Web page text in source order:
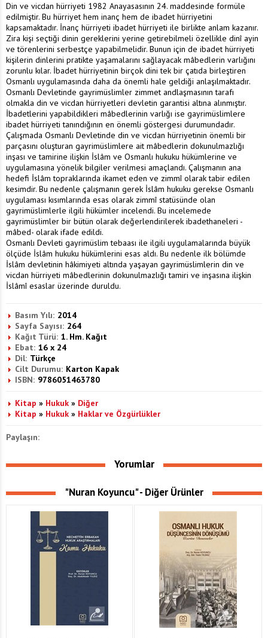
Din ve vicdan hürriyeti 1982 Anayasasının 24. maddesinde formüle
edilmiştir. Bu hürriyet hem inanç hem de ibadet hürriyetini
kapsamaktadır. İnanç hürriyeti ibadet hürriyeti ile birlikte anlam kazanır.
Zira kişi seçtiği dinin gereklerini yerine getirebilmeli özellikle dinî ayin
ve törenlerini serbestçe yapabilmelidir. Bunun için de ibadet hürriyeti
kişilerin dinlerini pratikte yaşamalarını sağlayacak mâbedlerin varlığını
zorunlu kılar. İbadet hürriyetinin birçok dini tek bir çatıda birleştiren
Osmanlı uygulamasında daha da önemli hale geldiği anlaşılmaktadır.
Osmanlı Devletinde gayrimüslimler zimmet andlaşmasının tarafı
olmakla din ve vicdan hürriyetleri devletin garantisi altına alınmıştır.
İbadetlerini yapabildikleri mâbedlerinin varlığı ise gayrimüslimlere
ibadet hürriyeti tanındığının en önemli göstergesi durumundadır.
Çalışmada Osmanlı Devletinde din ve vicdan hürriyetinin önemli bir
parçasını oluşturan gayrimüslimlere ait mâbedlerin dokunulmazlığı
inşası ve tamirine ilişkin İslâm ve Osmanlı hukuku hükümlerine ve
uygulamasına yönelik bilgiler verilmesi amaçlandı. Çalışmanın ana
hedefi İslâm topraklarında ikamet eden ve zimmî olarak tabir edilen
kesimdir. Bu nedenle çalışmanın gerek İslâm hukuku gerekse Osmanlı
uygulaması kısımlarında esas olarak zimmî statüsünde olan
gayrimüslimlerle ilgili hükümler incelendi. Bu incelemede
gayrimüslimler bir bütün olarak değerlendirilerek ibadethaneleri -
mâbed- olarak ifade edildi.
Osmanlı Devleti gayrimüslim tebaası ile ilgili uygulamalarında büyük
ölçüde İslâm hukuku hükümlerini esas aldı. Bu nedenle ilk bölümde
İslâm devletinin hâkimiyeti altında yaşayan gayrimüslimlerin din ve
vicdan hürriyeti mâbedlerinin dokunulmazlığı tamiri ve inşasına ilişkin
İslâmî esaslar üzerinde duruldu.
Basım Yılı: 2014
Sayfa Sayısı: 264
Kağıt Türü: 1. Hm. Kağıt
Ebat: 16 x 24
Dil: Türkçe
Cilt Durumu: Karton Kapak
ISBN: 9786051463780
Kitap » Hukuk » Diğer
Kitap » Hukuk » Haklar ve Özgürlükler
Paylaşın:
Yorumlar
"Nuran Koyuncu" - Diğer Ürünler